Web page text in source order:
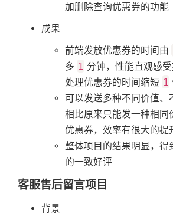
加删除查询优惠券的功能
成果
前端发放优惠券的时间由
多 1 分钟，性能直观感
处理优惠券的时间缩短 1
可以发送多种不同价值、
相比原来只能发一种相同
优惠券，效率有很大的提
整体项目的结果明显，得
的一致好评
客服售后留言项目
背景